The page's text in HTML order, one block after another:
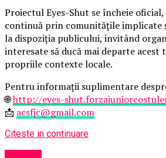
Proiectul Eyes-Shut se încheie
continuă prin comunitățile implicate
la dispoziția publicului, invitând
interesate să ducă mai departe acest
propriile contexte locale.
Pentru informații suplimentare
🌐http://eyes-
📩 acsfjc@gmail.com
Citeste in continuare